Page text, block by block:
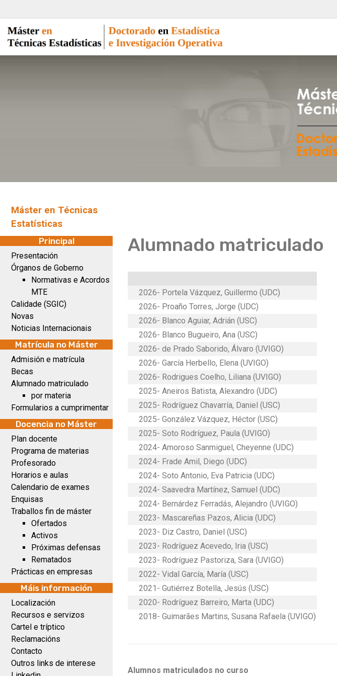
Máster en Técnicas
Estatísticas
Principal
Presentación
Órganos de Goberno
Normativas e Acordos
MTE
Calidade (SGIC)
Novas
Noticias Internacionais
Matrícula no Máster
Admisión e matrícula
Becas
Alumnado matriculado
por materia
Formularios a cumprimentar
Docencia no Máster
Plan docente
Programa de materias
Profesorado
Horarios e aulas
Calendario de exames
Enquisas
Traballos fin de máster
Ofertados
Activos
Próximas defensas
Rematados
Prácticas en empresas
Máis información
Localización
Recursos e servizos
Cartel e tríptico
Reclamacións
Contacto
Outros links de interese
Alumnado matriculado
2026- Portela Vázquez, Guillermo (UDC)
2026- Proaño Torres, Jorge (UDC)
2026- Blanco Aguiar, Adrián (USC)
2026- Blanco Bugueiro, Ana (USC)
2026- de Prado Saborido, Álvaro (UVIGO)
2026- García Herbello, Elena (UVIGO)
2026- Rodrigues Coelho, Liliana (UVIGO)
2025- Aneiros Batista, Alexandro (UDC)
2025- Rodríguez Chavarría, Daniel (USC)
2025- González Vázquez, Héctor (USC)
2025- Soto Rodríguez, Paula (UVIGO)
2024- Amoroso Sanmiguel, Cheyenne (UDC)
2024- Frade Amil, Diego (UDC)
2024- Soto Antonio, Eva Patricia (UDC)
2024- Saavedra Martínez, Samuel (UDC)
2024- Bernárdez Ferradás, Alejandro (UVIGO)
2023- Mascareñas Pazos, Alicia (UDC)
2023- Diz Castro, Daniel (USC)
2023- Rodríguez Acevedo, Iria (USC)
2023- Rodríguez Pastoriza, Sara (UVIGO)
2022- Vidal García, María (USC)
2021- Gutiérrez Botella, Jesús (USC)
2020- Rodríguez Barreiro, Marta (UDC)
2018- Guimarães Martins, Susana Rafaela (UVIGO)
Alumnos matriculados no curso